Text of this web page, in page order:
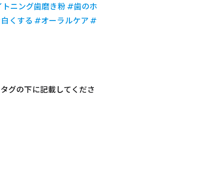
ニング歯磨き粉 #歯のホ
くする #オーラルケア #
グの下に記載してくださ